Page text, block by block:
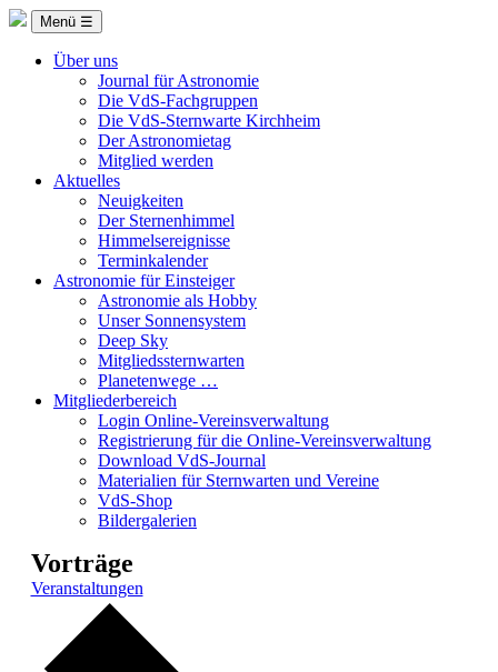
Menü ☰
Über uns
Journal für Astronomie
Die VdS-Fachgruppen
Die VdS-Sternwarte Kirchheim
Der Astronomietag
Mitglied werden
Aktuelles
Neuigkeiten
Der Sternenhimmel
Himmelsereignisse
Terminkalender
Astronomie für Einsteiger
Astronomie als Hobby
Unser Sonnensystem
Deep Sky
Mitgliedssternwarten
Planetenwege …
Mitgliederbereich
Login Online-Vereinsverwaltung
Registrierung für die Online-Vereinsverwaltung
Download VdS-Journal
Materialien für Sternwarten und Vereine
VdS-Shop
Bildergalerien
Vorträge
Veranstaltungen